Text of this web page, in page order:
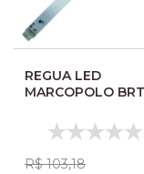
REGUA LED
MARCOPOLO BRT
23994249
R$ 103,18